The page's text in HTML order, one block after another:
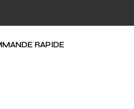
RAPIDE